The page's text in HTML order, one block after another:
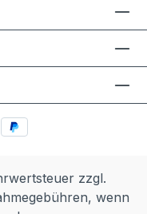
zzgl.
wenn